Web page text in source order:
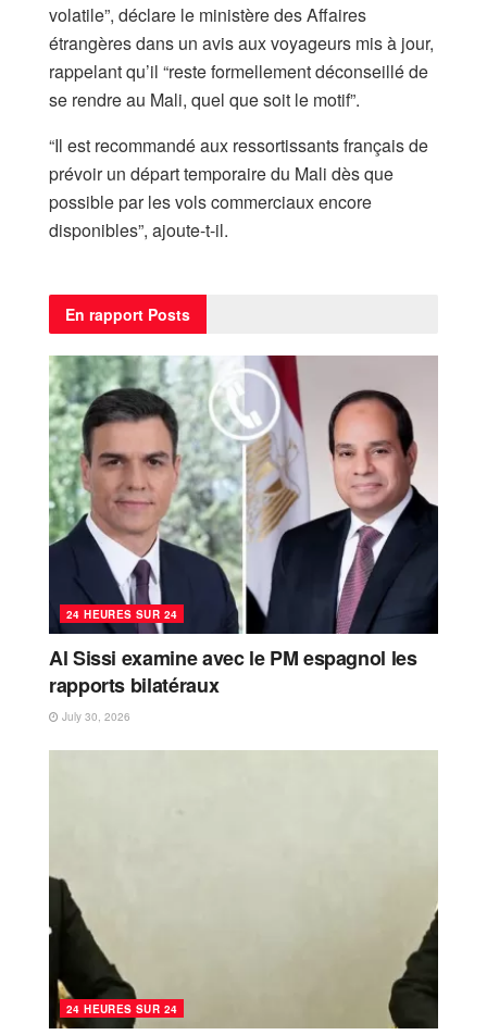
volatile”, déclare le ministère ‌des Affaires
étrangères dans un avis aux voyageurs mis ⁠à jour,
rappelant qu’il “reste formellement déconseillé de
se rendre au Mali, quel que soit le motif”.
“Il est recommandé aux ressortissants français de
prévoir ‌un départ temporaire du Mali dès que
possible par les vols commerciaux encore
disponibles”, ajoute-t-il.
En rapport Posts
24 HEURES SUR 24
Al Sissi examine avec le PM espagnol les
rapports bilatéraux
July 30, 2026
24 HEURES SUR 24